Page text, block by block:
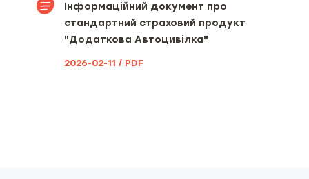
Інформаційний документ про
стандартний страховий продукт
"Додаткова Автоцивілка"
2026-02-11 / PDF